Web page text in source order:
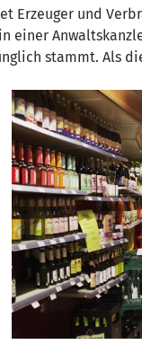
Erzeuger und
einer
stammt. Als